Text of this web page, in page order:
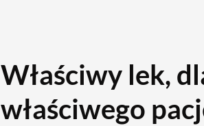
Właściwy lek,
właściwego